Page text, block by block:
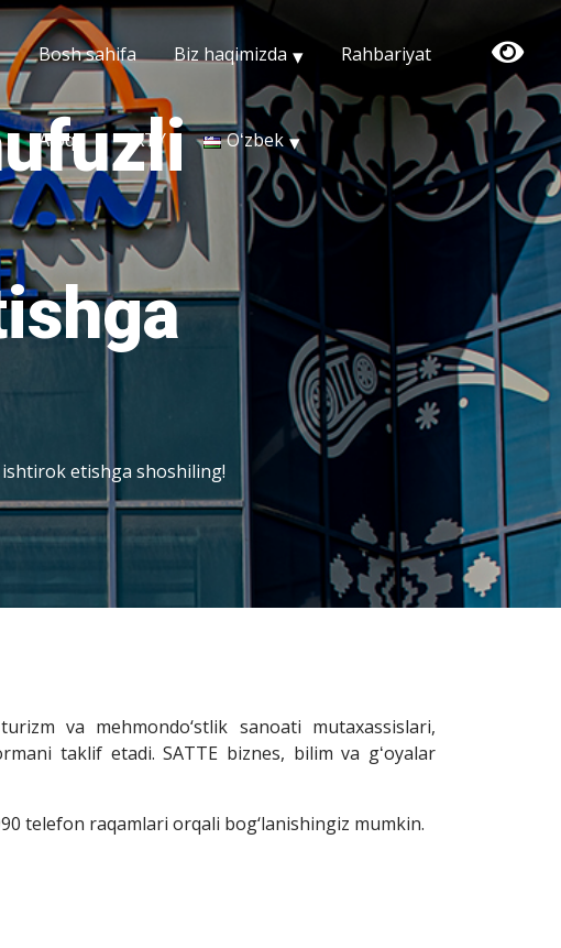
Bosh sahifa Biz haqimizda Rahbariyat
Aloqa TXTY Oʻzbek
ishtirok etishga shoshiling!
va mehmondo‘stlik sanoati mutaxassislari,
taklif etadi. SATTE biznes, bilim va gʻoyalar
telefon raqamlari orqali bog‘lanishingiz mumkin.